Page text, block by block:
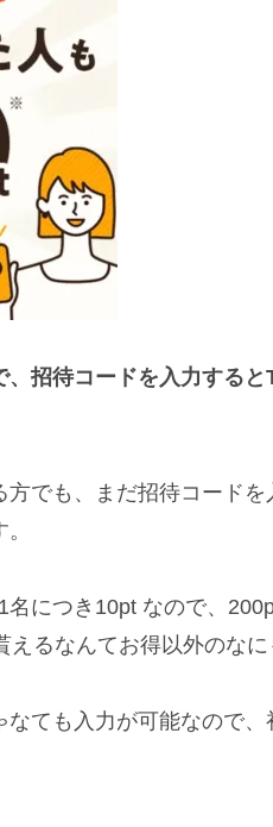
、招待コードを入力する
でも、まだ招待コード
につき10pt なので、
るなんてお得以外のなに
ても入力が可能なので